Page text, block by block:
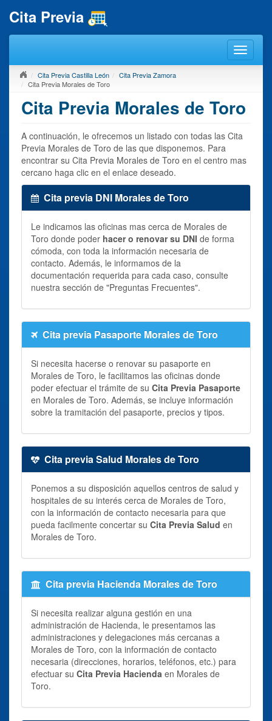
Cita Previa
Cita Previa Castilla León
Cita Previa Zamora
Cita Previa Morales de Toro
Cita Previa Morales de Toro
A continuación, le ofrecemos un listado con todas las Cita
Previa Morales de Toro de las que disponemos. Para
encontrar su Cita Previa Morales de Toro en el centro mas
cercano haga clic en el enlace deseado.
Cita previa DNI Morales de Toro
Le indicamos las oficinas mas cerca de Morales de
Toro donde poder hacer o renovar su DNI de forma
cómoda, con toda la información necesaria de
contacto. Además, le informamos de la
documentación requerida para cada caso, consulte
nuestra sección de "Preguntas Frecuentes".
Cita previa Pasaporte Morales de Toro
Si necesita hacerse o renovar su pasaporte en
Morales de Toro, le facilitamos las oficinas donde
poder efectuar el trámite de su Cita Previa Pasaporte
en Morales de Toro. Además, se incluye información
sobre la tramitación del pasaporte, precios y tipos.
Cita previa Salud Morales de Toro
Ponemos a su disposición aquellos centros de salud y
hospitales de su interés cerca de Morales de Toro,
con la información de contacto necesaria para que
pueda facilmente concertar su Cita Previa Salud en
Morales de Toro.
Cita previa Hacienda Morales de Toro
Si necesita realizar alguna gestión en una
administración de Hacienda, le presentamos las
administraciones y delegaciones más cercanas a
Morales de Toro, con la información de contacto
necesaria (direcciones, horarios, teléfonos, etc.) para
efectuar su Cita Previa Hacienda en Morales de
Toro.